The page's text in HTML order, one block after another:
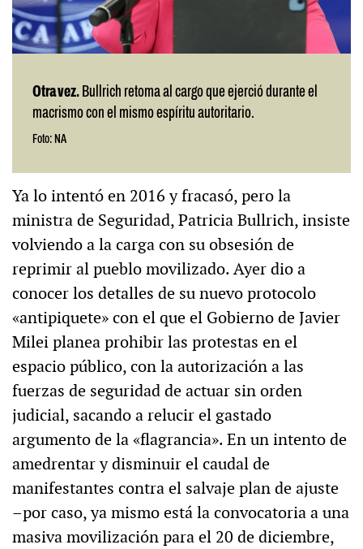
Otra vez. Bullrich retoma al cargo que ejerció durante el
macrismo con el mismo espíritu autoritario.
Foto: NA
Ya lo intentó en 2016 y fracasó, pero la
ministra de Seguridad, Patricia Bullrich, insiste
volviendo a la carga con su obsesión de
reprimir al pueblo movilizado. Ayer dio a
conocer los detalles de su nuevo protocolo
«antipiquete» con el que el Gobierno de Javier
Milei planea prohibir las protestas en el
espacio público, con la autorización a las
fuerzas de seguridad de actuar sin orden
judicial, sacando a relucir el gastado
argumento de la «flagrancia». En un intento de
amedrentar y disminuir el caudal de
manifestantes contra el salvaje plan de ajuste
–por caso, ya mismo está la convocatoria a una
masiva movilización para el 20 de diciembre,